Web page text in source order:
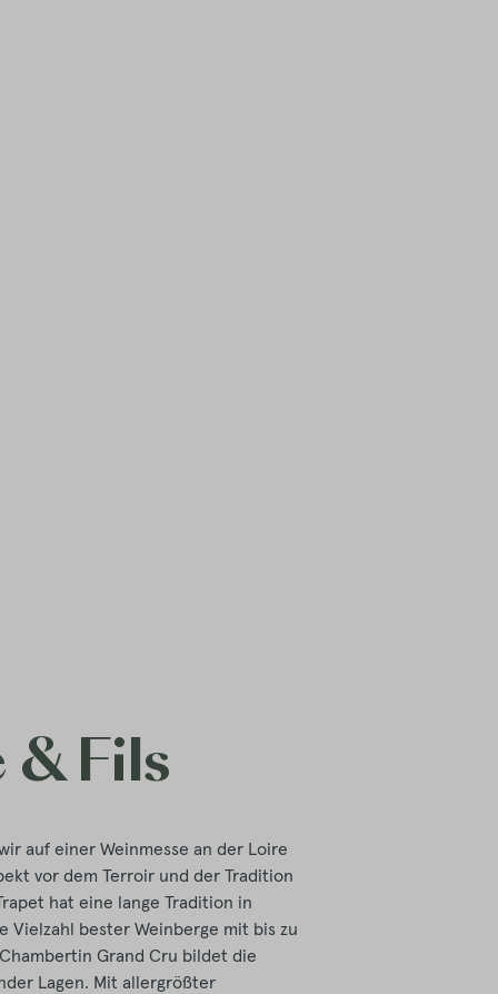
& Fils
auf einer Weinmesse an der Loire
vor dem Terroir und der Tradition
hat eine lange Tradition in
Vielzahl bester Weinberge mit bis zu
Grand Cru bildet die
Lagen. Mit allergrößter